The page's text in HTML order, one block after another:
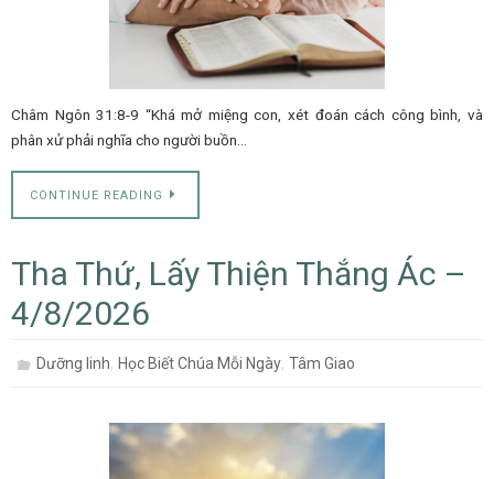
Châm Ngôn 31:8-9 “Khá mở miệng con, xét đoán cách công bình, và
phân xử phải nghĩa cho người buồn…
CONTINUE READING
Tha Thứ, Lấy Thiện Thắng Ác –
4/8/2026
Dưỡng linh,Học Biết Chúa Mỗi Ngày,Tâm Giao